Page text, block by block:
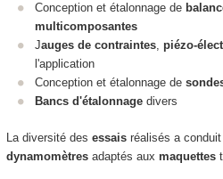
Conception et étalonnage de
multicomposantes
Jauges de contraintes, piézo-
l'application
Conception et étalonnage de
Bancs d'étalonnage divers
La diversité des essaisréalisés a conduit
dynamomètresadaptés aux maquettes